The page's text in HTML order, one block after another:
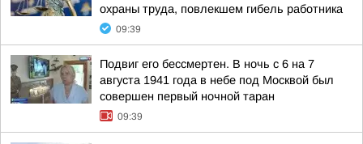
охраны труда, повлекшем гибель работника
09:39
Подвиг его бессмертен. В ночь с 6 на 7
августа 1941 года в небе под Москвой был
совершен первый ночной таран
09:39